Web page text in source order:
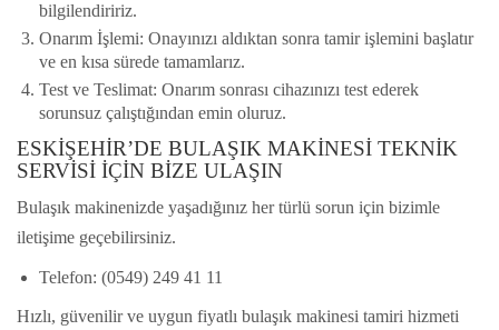
bilgilendiririz.
Onarım İşlemi: Onayınızı aldıktan sonra tamir işlemini başlatır
ve en kısa sürede tamamlarız.
Test ve Teslimat: Onarım sonrası cihazınızı test ederek
sorunsuz çalıştığından emin oluruz.
ESKIŞEHIR’DE BULAŞIK MAKINESI TEKNIK
SERVISI İÇIN BIZE ULAŞIN
Bulaşık makinenizde yaşadığınız her türlü sorun için bizimle
iletişime geçebilirsiniz.
Telefon: (0549) 249 41 11
Hızlı, güvenilir ve uygun fiyatlı bulaşık makinesi tamiri hizmeti